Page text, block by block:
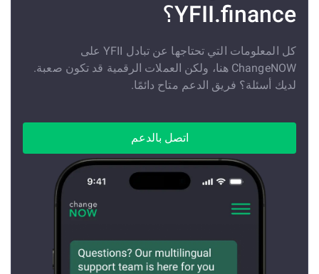
YFII.finance؟
كل المعلومات التي تحتاجها عن تبادل YFII على
ChangeNOW هنا، ولكن العملات الرقمية قد تكون صعبة.
لديك أسئلة؟ فريق الدعم متاح دائمًا.
اتصل بالدعم